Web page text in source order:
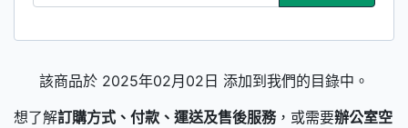
該商品於 2025年02月02日 添加到我們的目錄中。
想了解訂購方式、付款、運送及售後服務，或需要辦公室空